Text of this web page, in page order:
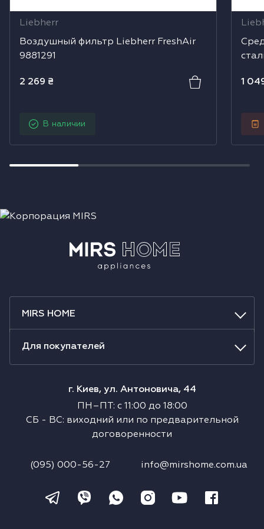
Liebherr
Воздушный фильтр Liebherr FreshAir
9881291
2 269 ₴
В наличии
1
MIRS HOME
Для покупателей
г. Киев, ул. Антоновича, 44
ПН–ПТ : с11:00 до 18:00
СБ - ВС: виходний или по предварительной
договоренности
info@mirshome.com.ua
(095) 000-56-27